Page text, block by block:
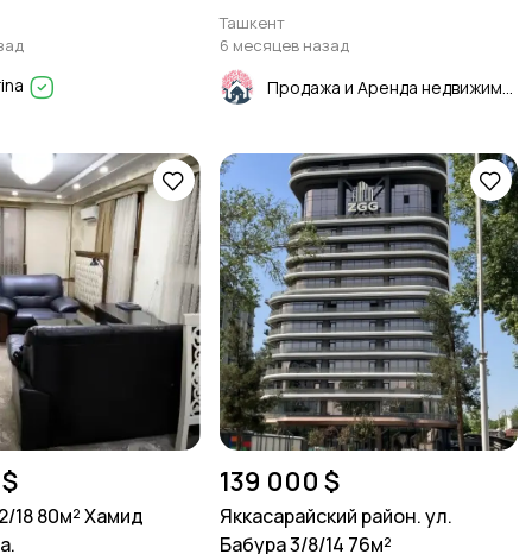
Ташкент
6 месяцев назад
18 80м² Хамид
139 000 $
Яккасарайский район. ул.
Бабура 3/8/14 76м²